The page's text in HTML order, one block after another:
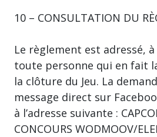
10 – CONSULTATION DU
Le règlement est adressé,
toute personne qui en fait
la clôture du Jeu. La
message direct sur
à l’adresse suivante :
CONCOURS WODMOOV/